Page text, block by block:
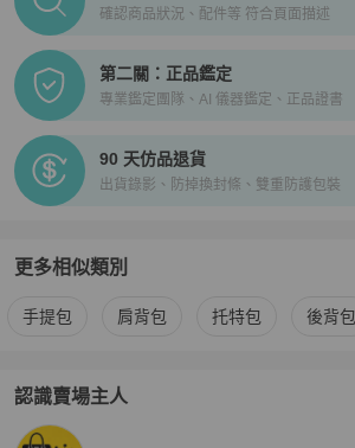
確認商品狀況、配件等 符合頁面描述
第二關：正品鑑定
專業鑑定團隊、AI 儀器鑑定、正品證書
90 天仿品退貨
出貨錄影、防掉換封條、雙重防護包裝
更多相似類別
更多Hermès 女包相似商品推薦
手提包 肩背包 托特包 後背包
認識賣場主人
PopChill 拍拍圈嚴選賣家